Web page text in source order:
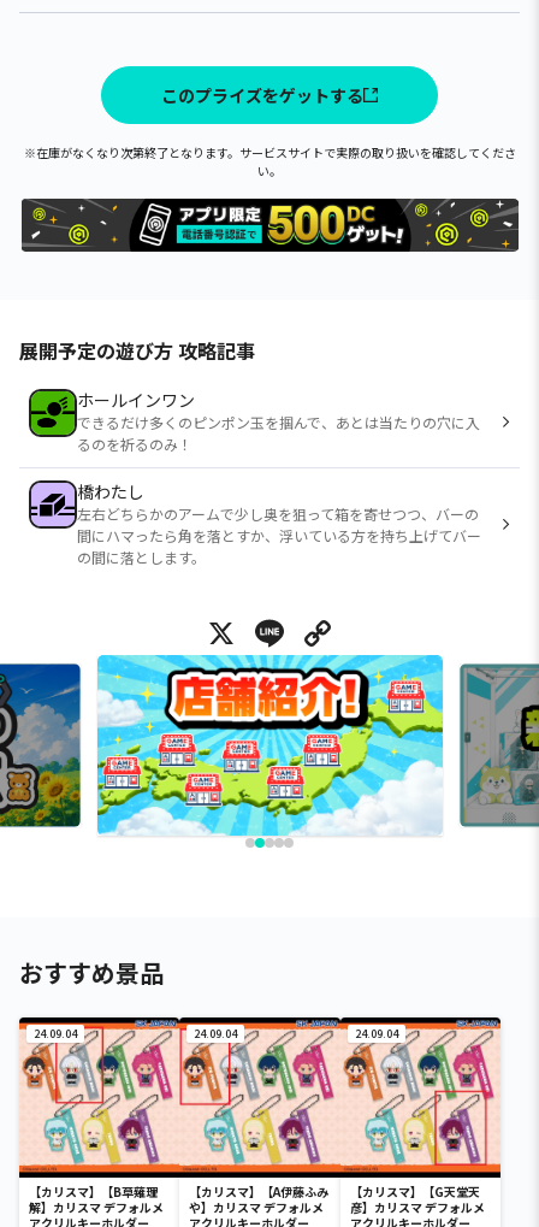
このプライズをゲットする
※在庫がなくなり次第終了となります。サービスサイトで実際の取り扱いを確認してくださ
い。
展開予定の遊び方 攻略記事
ホールインワン
できるだけ多くのピンポン玉を掴んで、あとは当たりの穴に入
るのを祈るのみ！
橋わたし
左右どちらかのアームで少し奥を狙って箱を寄せつつ、バーの
間にハマったら角を落とすか、浮いている方を持ち上げてバー
の間に落とします。
X Line
おすすめ景品
24.09.04
【カリスマ】【B草薙理
解】カリスマ デフォルメ
アクリルキーホルダー
24.09.04
【カリスマ】【A伊藤ふみ
や】カリスマ デフォルメ
アクリルキーホルダー
24.09.04
【カリスマ】【G天堂天
彦】カリスマ デフォルメ
アクリルキーホルダー